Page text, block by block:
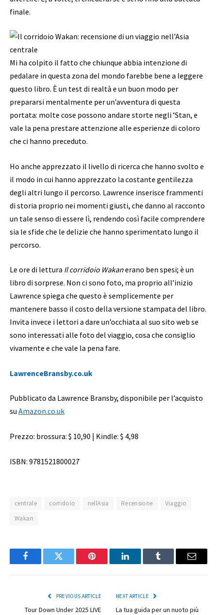
finale.
Mi ha colpito il fatto che chiunque abbia intenzione di
pedalare in questa zona del mondo farebbe bene a leggere
questo libro. È un test di realtà e un buon modo per
prepararsi mentalmente per un’avventura di questa
portata: molte cose possono andare storte negli ‘Stan, e
vale la pena prestare attenzione alle esperienze di coloro
che ci hanno preceduto.
Ho anche apprezzato il livello di ricerca che hanno svolto e
il modo in cui hanno apprezzato la costante gentilezza
degli altri lungo il percorso. Lawrence inserisce frammenti
di storia proprio nei momenti giusti, che danno al racconto
un tale senso di essere lì, rendendo così facile comprendere
sia le sfide che le delizie che hanno sperimentato lungo il
percorso.
Le ore di lettura Il corridoio Wakanerano ben spesi; è un
libro di sorprese. Non ci sono foto, ma proprio all’inizio
Lawrence spiega che questo è semplicemente per
mantenere basso il costo della versione stampata del libro.
Invita invece i lettori a dare un’occhiata al suo sito web se
sono interessati alle foto del viaggio, cosa che consiglio
vivamente e che vale la pena fare.
LawrenceBransby.co.uk
Pubblicato da Lawrence Bransby, disponibile per l’acquisto
su Amazon.co.uk
Prezzo: brossura: $ 10,90 | Kindle: $ 4,98
ISBN: 9781521800027
centrale corridoio nellAsia Recensione
Viaggio
Wakan
FacebookTwitter Pinterest LinkedInTumblr Email
PREVIOUS ARTICLE
Tour Down Under 2025 LIVE
NEXT ARTICLE
La tua guida per un nuoto più